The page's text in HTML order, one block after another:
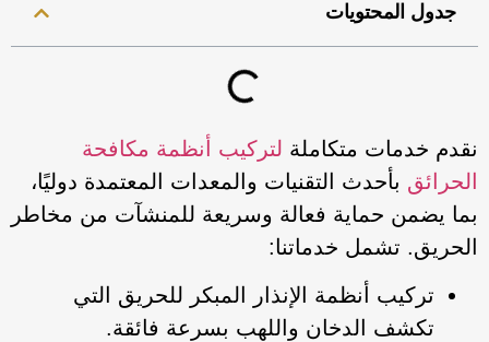
جدول المحتويات
نقدم خدمات متكاملة لتركيب أنظمة مكافحة
الحرائق بأحدث التقنيات والمعدات المعتمدة دوليًا،
بما يضمن حماية فعالة وسريعة للمنشآت من مخاطر
الحريق. تشمل خدماتنا:
تركيب أنظمة الإنذار المبكر للحريق التي
تكشف الدخان واللهب بسرعة فائقة.